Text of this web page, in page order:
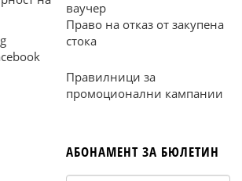
ваучер
Право на отказ от закупена
стока
Правилници за
промоционални кампании
АБОНАМЕНТ ЗА БЮЛЕТИН